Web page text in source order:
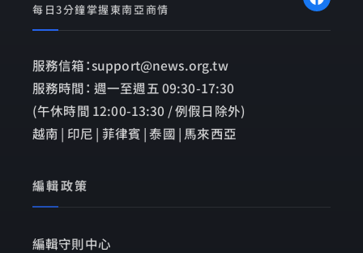
每日3分鐘掌握東南亞商情
服務信箱：support@news.org.tw
服務時間： 週一至週五 09:30-17:30
(午休時間 12:00-13:30 / 例假日除外)
越南 | 印尼 | 菲律賓 | 泰國 | 馬來西亞
編輯政策
編輯守則中心